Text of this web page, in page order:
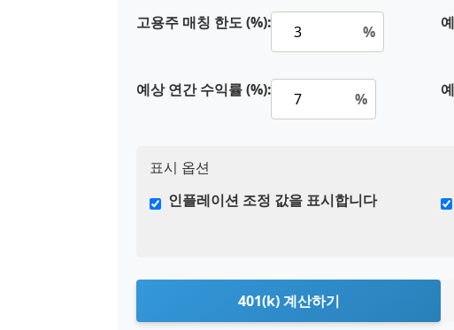
고용주 매칭 한도 (%): %
예상 연간 수익률 (%): %
표시 옵션
인플레이션 조정 값을 표시합니다
401(k) 계산하기